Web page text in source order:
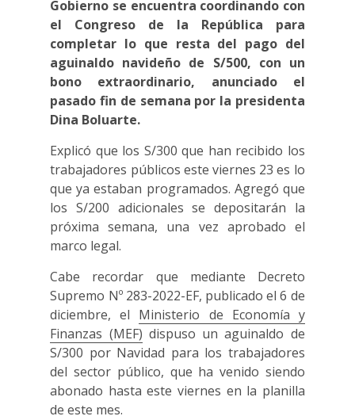
Gobierno se encuentra coordinando con
el Congreso de la República para
completar lo que resta del pago del
aguinaldo navideño de S/500, con un
bono extraordinario, anunciado el
pasado fin de semana por la presidenta
Dina Boluarte.
Explicó que los S/300 que han recibido los
trabajadores públicos este viernes 23 es lo
que ya estaban programados. Agregó que
los S/200 adicionales se depositarán la
próxima semana, una vez aprobado el
marco legal.
Cabe recordar que mediante Decreto
Supremo Nº 283-2022-EF, publicado el 6 de
diciembre, el Ministerio de Economía y
Finanzas (MEF) dispuso un aguinaldo de
S/300 por Navidad para los trabajadores
del sector público, que ha venido siendo
abonado hasta este viernes en la planilla
de este mes.